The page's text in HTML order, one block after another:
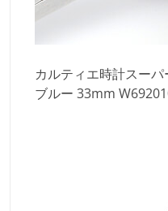
カルティエ時計スー
ブルー 33mm